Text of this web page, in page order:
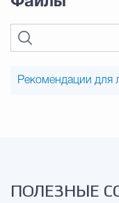
Рекомендации для
ПОЛЕЗНЫЕ